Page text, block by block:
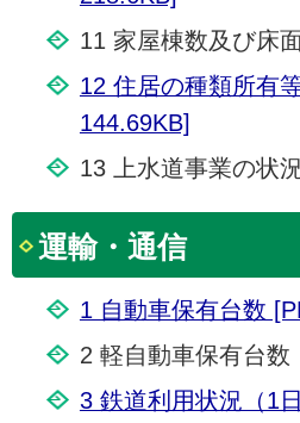
11 家屋棟数及び床
12 住居の種類所有
144.69KB]
13 上水道事業の状
運輸・通信
1 自動車保有台数
2 軽自動車保有台数
3 鉄道利用状況（1